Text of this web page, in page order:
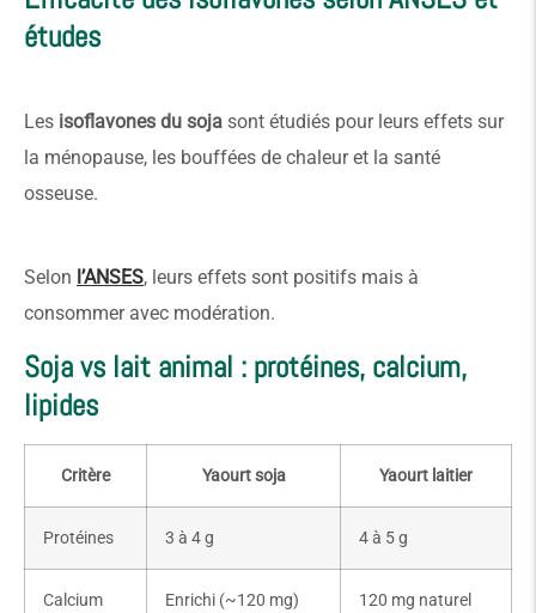
études
Les isoflavones du soja sont étudiés pour leurs effets sur
la ménopause, les bouffées de chaleur et la santé
osseuse.
Selon l’ANSES, leurs effets sont positifs mais à
consommer avec modération.
Soja vs lait animal : protéines, calcium,
lipides
Critère Yaourt soja Yaourt laitier
Protéines 3 à 4 g 4 à 5 g
Calcium Enrichi (~120 mg) 120 mg naturel